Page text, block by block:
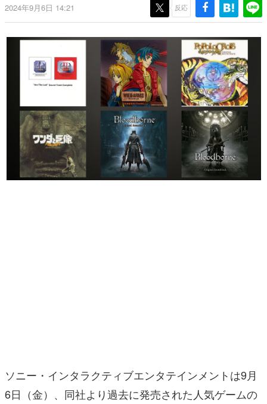
ゲーム世代の作家たち
ゲームに多大な影響を受けた作家さんに取材し、ゲームが
画です。
日本モバイルゲーム産業史
日本のモバイルゲーム史における主要なトピック・タイト
ルを網羅するほか、開発者へのインタビューや識者による
解説を掲載。約20年の歴史が一望できる決定版！
若ゲのいたり〜ゲームクリエイターの青春〜
『うつヌケ』『ペンと箸』等で知られるマンガ家・田中圭
一先生によるゲーム業界レポートマンガです。
なんでゲームは面白い？
ゲーム開発者・hamatsu氏がゲームの魅力を画面や操作の
具体的な形から解き明かしていく、硬派で骨太な評論連載
その他
2024年9月6日 14:21 反応
ソニー・インタラクティブエンタテインメントは9月
6日（金）、同社より過去に発売された人気ゲームの